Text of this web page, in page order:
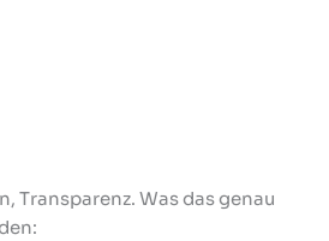
Transparenz. Was das genau